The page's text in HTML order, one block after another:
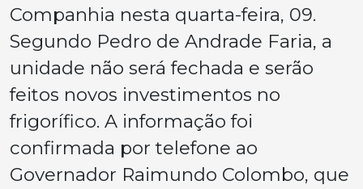
Companhia nesta quarta-feira, 09.
Segundo Pedro de Andrade Faria, a
unidade não será fechada e serão
feitos novos investimentos no
frigorífico. A informação foi
confirmada por telefone ao
Governador Raimundo Colombo, que